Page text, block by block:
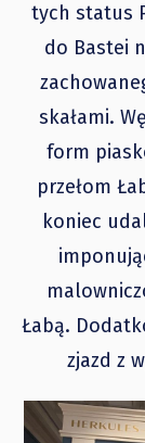
tych status
do Bastei
skałami.
form
przełom
koniec
Łabą.
zjazd z